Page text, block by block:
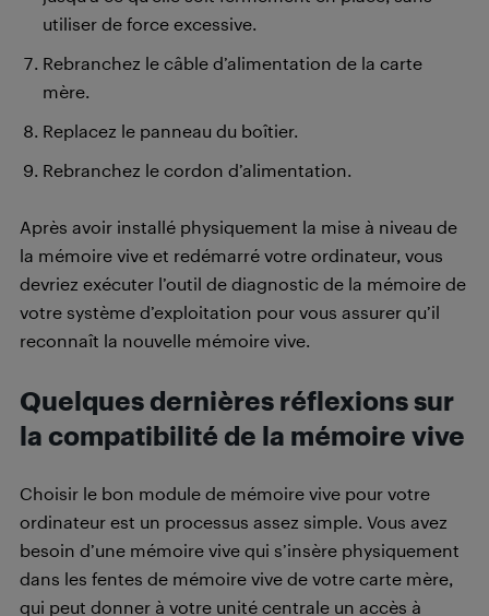
utiliser de force excessive.
Rebranchez le câble d’alimentation de la carte
mère.
Replacez le panneau du boîtier.
Rebranchez le cordon d’alimentation.
Après avoir installé physiquement la mise à niveau de
la mémoire vive et redémarré votre ordinateur, vous
devriez exécuter l’outil de diagnostic de la mémoire de
votre système d’exploitation pour vous assurer qu’il
reconnaît la nouvelle mémoire vive.
Quelques dernières réflexions sur
la compatibilité de la mémoire vive
Choisir le bon module de mémoire vive pour votre
ordinateur est un processus assez simple. Vous avez
besoin d’une mémoire vive qui s’insère physiquement
dans les fentes de mémoire vive de votre carte mère,
qui peut donner à votre unité centrale un accès à